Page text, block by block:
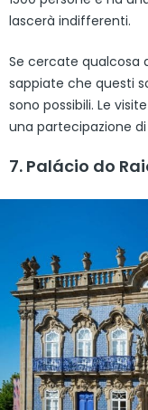
lascerà indifferenti.
Se cercate qualcosa
sappiate che questi
sono possibili. Le
una partecipazione
7. Palácio do